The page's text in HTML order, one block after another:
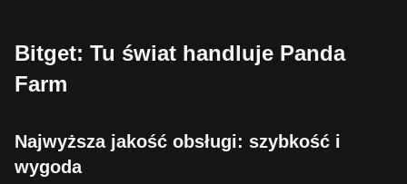
Bitget: Tu świat handluje Panda
Farm
Najwyższa jakość obsługi: szybkość i
wygoda